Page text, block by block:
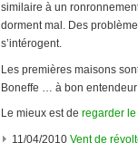
similaire à un
dorment mal. Des
s’intérogent.
Les premières maisons
Boneffe … à bon entendeur
Le mieux est de regarder
11/04/2010 Vent de